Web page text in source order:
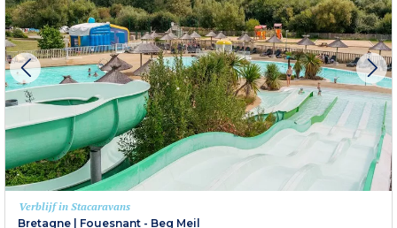
Verblijf in Stacaravans
Bretagne | Fouesnant - Beg Meil